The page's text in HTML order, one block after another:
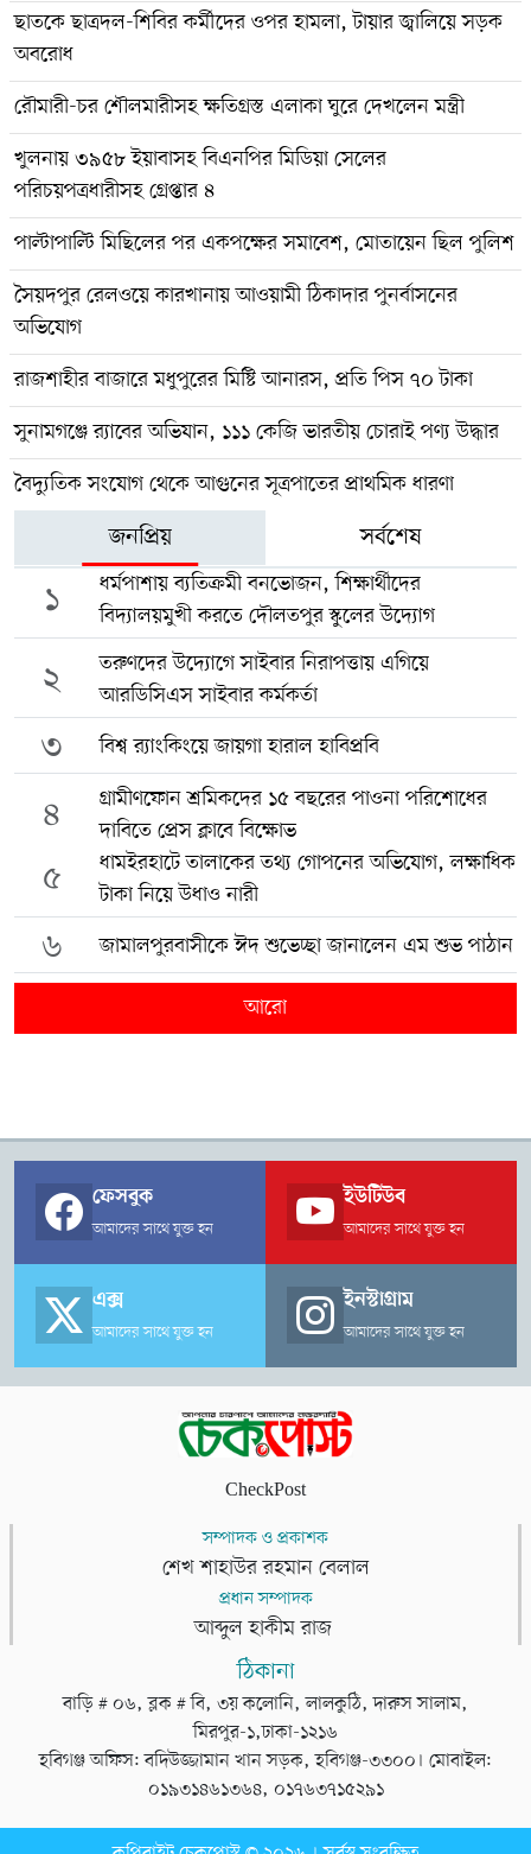
ছাতকে ছাত্রদল-শিবির কর্মীদের ওপর হামলা, টায়ার জ্বালিয়ে সড়ক
অবরোধ
রৌমারী-চর শৌলমারীসহ ক্ষতিগ্রস্ত এলাকা ঘুরে দেখলেন মন্ত্রী
খুলনায় ৩৯৫৮ ইয়াবাসহ বিএনপির মিডিয়া সেলের
পরিচয়পত্রধারীসহ গ্রেপ্তার ৪
পাল্টাপাল্টি মিছিলের পর একপক্ষের সমাবেশ, মোতায়েন ছিল পুলিশ
সৈয়দপুর রেলওয়ে কারখানায় আওয়ামী ঠিকাদার পুনর্বাসনের
অভিযোগ
রাজশাহীর বাজারে মধুপুরের মিষ্টি আনারস, প্রতি পিস ৭০ টাকা
সুনামগঞ্জে র‍্যাবের অভিযান, ১১১ কেজি ভারতীয় চোরাই পণ্য উদ্ধার
বৈদ্যুতিক সংযোগ থেকে আগুনের সূত্রপাতের প্রাথমিক ধারণা
জনপ্রিয় সর্বশেষ
১
ধর্মপাশায় ব্যতিক্রমী বনভোজন, শিক্ষার্থীদের
বিদ্যালয়মুখী করতে দৌলতপুর স্কুলের উদ্যোগ
২
তরুণদের উদ্যোগে সাইবার নিরাপত্তায় এগিয়ে
আরডিসিএস সাইবার কর্মকর্তা
৩ বিশ্ব র‍্যাংকিংয়ে জায়গা হারাল হাবিপ্রবি
৪
গ্রামীণফোন শ্রমিকদের ১৫ বছরের পাওনা পরিশোধের
দাবিতে প্রেস ক্লাবে বিক্ষোভ
৫
ধামইরহাটে তালাকের তথ্য গোপনের অভিযোগ, লক্ষাধিক
টাকা নিয়ে উধাও নারী
৬ জামালপুরবাসীকে ঈদ শুভেচ্ছা জানালেন এম শুভ পাঠান
আরো
ফেসবুক
আমাদের সাথে যুক্ত হন
ইউটিউব
আমাদের সাথে যুক্ত হন
এক্স
আমাদের সাথে যুক্ত হন
ইনস্টাগ্রাম
আমাদের সাথে যুক্ত হন
CheckPost
সম্পাদক ও প্রকাশক
শেখ শাহাউর রহমান বেলাল
প্রধান সম্পাদক
আব্দুল হাকীম রাজ
ঠিকানা
বাড়ি # ০৬, ব্লক # বি, ৩য় কলোনি, লালকুঠি, দারুস সালাম,
মিরপুর-১,ঢাকা-১২১৬
হবিগঞ্জ অফিস: বদিউজ্জামান খান সড়ক, হবিগঞ্জ-৩৩০০। মোবাইল:
০১৯৩১৪৬১৩৬৪, ০১৭৬৩৭১৫২৯১